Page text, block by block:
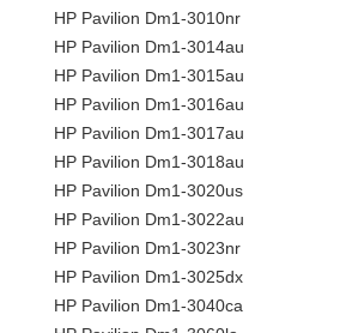
HP Pavilion Dm1-3010nr
HP Pavilion Dm1-3014au
HP Pavilion Dm1-3015au
HP Pavilion Dm1-3016au
HP Pavilion Dm1-3017au
HP Pavilion Dm1-3018au
HP Pavilion Dm1-3020us
HP Pavilion Dm1-3022au
HP Pavilion Dm1-3023nr
HP Pavilion Dm1-3025dx
HP Pavilion Dm1-3040ca